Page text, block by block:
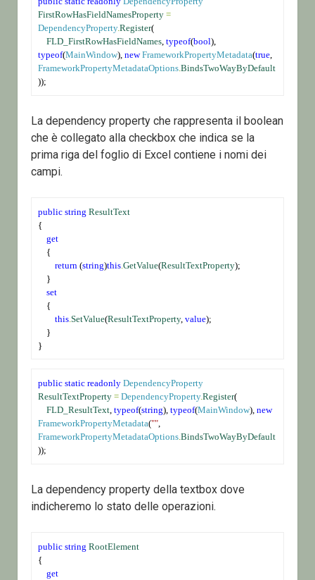
FirstRowHasFieldNamesProperty =
DependencyProperty.Register(
FLD_FirstRowHasFieldNames, typeof(bool
typeof(MainWindow), new FrameworkPropertyMetadata(true
FrameworkPropertyMetadataOptions.BindsTwoWayByDefault
));
La dependency property che rappresenta il boolean
che è collegato alla checkbox che indica se la
prima riga del foglio di Excel contiene i nomi dei
campi.
public string ResultText
{
get
    {
return (string)this .GetValue(ResultTextProperty);
    }
set
    {
this .SetValue(ResultTextProperty, value);
    }
}
public static readonly DependencyProperty
ResultTextProperty = DependencyProperty.Register(
FLD_ResultText, typeof(string), typeof(MainWindow), new
FrameworkPropertyMetadata(""
FrameworkPropertyMetadataOptions.BindsTwoWayByDefault
));
La dependency property della textbox dove
indicheremo lo stato delle operazioni.
public string RootElement
{
get